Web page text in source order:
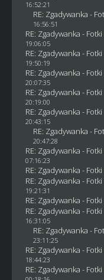
16:52:21
RE: Zgadywanka -
16:56:51
RE: Zgadywanka -
19:06:05
RE: Zgadywanka -
19:50:19
RE: Zgadywanka -
20:07:35
RE: Zgadywanka -
20:19:00
RE: Zgadywanka -
20:43:15
RE: Zgadywanka -
20:47:28
RE: Zgadywanka -
07:16:23
RE: Zgadywanka -
RE: Zgadywanka -
19:21:31
RE: Zgadywanka -
RE: Zgadywanka -
16:31:05
RE: Zgadywanka -
23:11:25
RE: Zgadywanka -
18:44:23
RE: Zgadywanka -